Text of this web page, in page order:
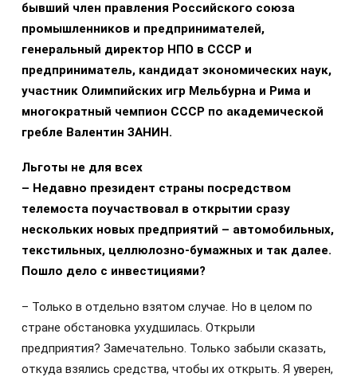
бывший член правления Российского союза
промышленников и предпринимателей,
генеральный директор НПО в СССР и
предприниматель, кандидат экономических наук,
участник Олимпийских игр Мельбурна и Рима и
многократный чемпион СССР по академической
гребле Валентин ЗАНИН.
Льготы не для всех
– Недавно президент страны посредством
телемоста поучаствовал в открытии сразу
нескольких новых предприятий – автомобильных,
текстильных, целлюлозно-бумажных и так далее.
Пошло дело с инвестициями?
– Только в отдельно взятом случае. Но в целом по
стране обстановка ухудшилась. Открыли
предприятия? Замечательно. Только забыли сказать,
откуда взялись средства, чтобы их открыть. Я уверен,